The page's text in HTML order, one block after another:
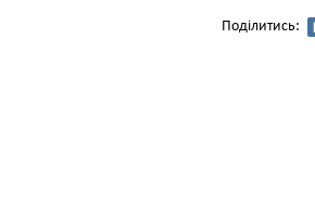
Поділитись: